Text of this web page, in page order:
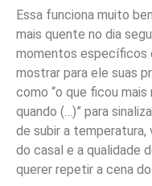
Essa funciona muito
mais quente no dia
momentos específicos
mostrar para ele suas
como “o que ficou
quando (…)” para
de subir a temperatura,
do casal e a qualidade
querer repetir a cena